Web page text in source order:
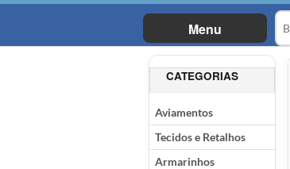
Menu
CATEGORIAS
Aviamentos
Tecidos e Retalhos
Armarinhos